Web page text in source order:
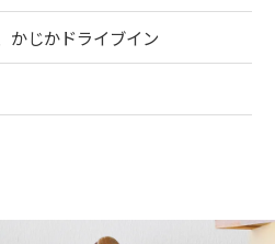
かじかドライブイン